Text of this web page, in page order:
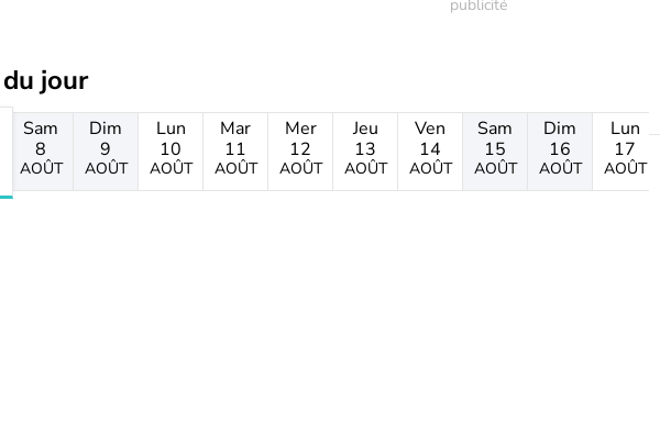
du jour
Sam
8
AOÛT
Dim
9
AOÛT
Lun
10
AOÛT
Mar
11
AOÛT
Mer
12
AOÛT
Jeu
13
AOÛT
Ven
14
AOÛT
Sam
15
AOÛT
Dim
16
AOÛT
Lun
17
AOÛT